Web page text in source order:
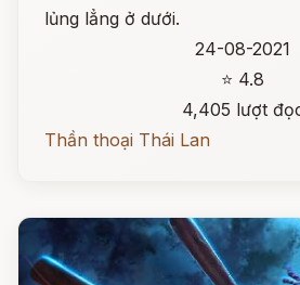
lủng lẳng ở dưới.
24-08-2021
⭐ 4.8
4,405 lượt
Thần thoại Thái Lan